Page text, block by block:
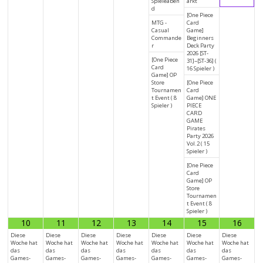
d
MTG -
Casual
Commande
r
[One Piece
Card
Game] OP
Store
Tournamen
t Event ( 8
Spieler )
[One Piece
Card
Game]
Beginners
Deck Party
2026 [ST-
31]~[ST-36] (
16 Spieler )
[One Piece
Card
Game] ONE
PIECE
CARD
GAME
Pirates
Party 2026
Vol.2 ( 15
Spieler )
[One Piece
Card
Game] OP
Store
Tournamen
t Event ( 8
Spieler )
10
Diese
Woche hat
das
Games-
11
Diese
Woche hat
das
Games-
12
Diese
Woche hat
das
Games-
13
Diese
Woche hat
das
Games-
14
Diese
Woche hat
das
Games-
15
Diese
Woche hat
das
Games-
16
Diese
Woche hat
das
Games-